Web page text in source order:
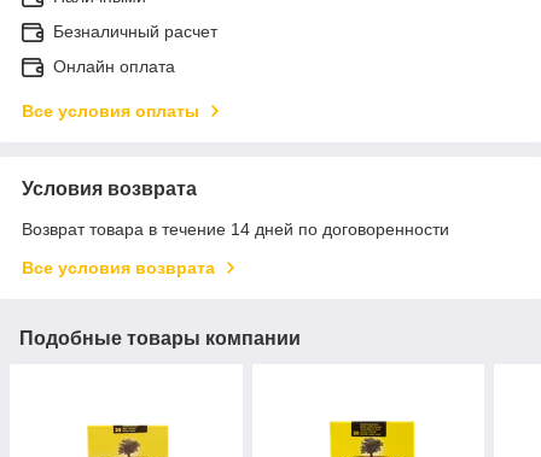
Безналичный расчет
Онлайн оплата
Все условия оплаты
Условия возврата
Возврат товара в течение 14 дней по договоренности
Все условия возврата
Подобные товары компании